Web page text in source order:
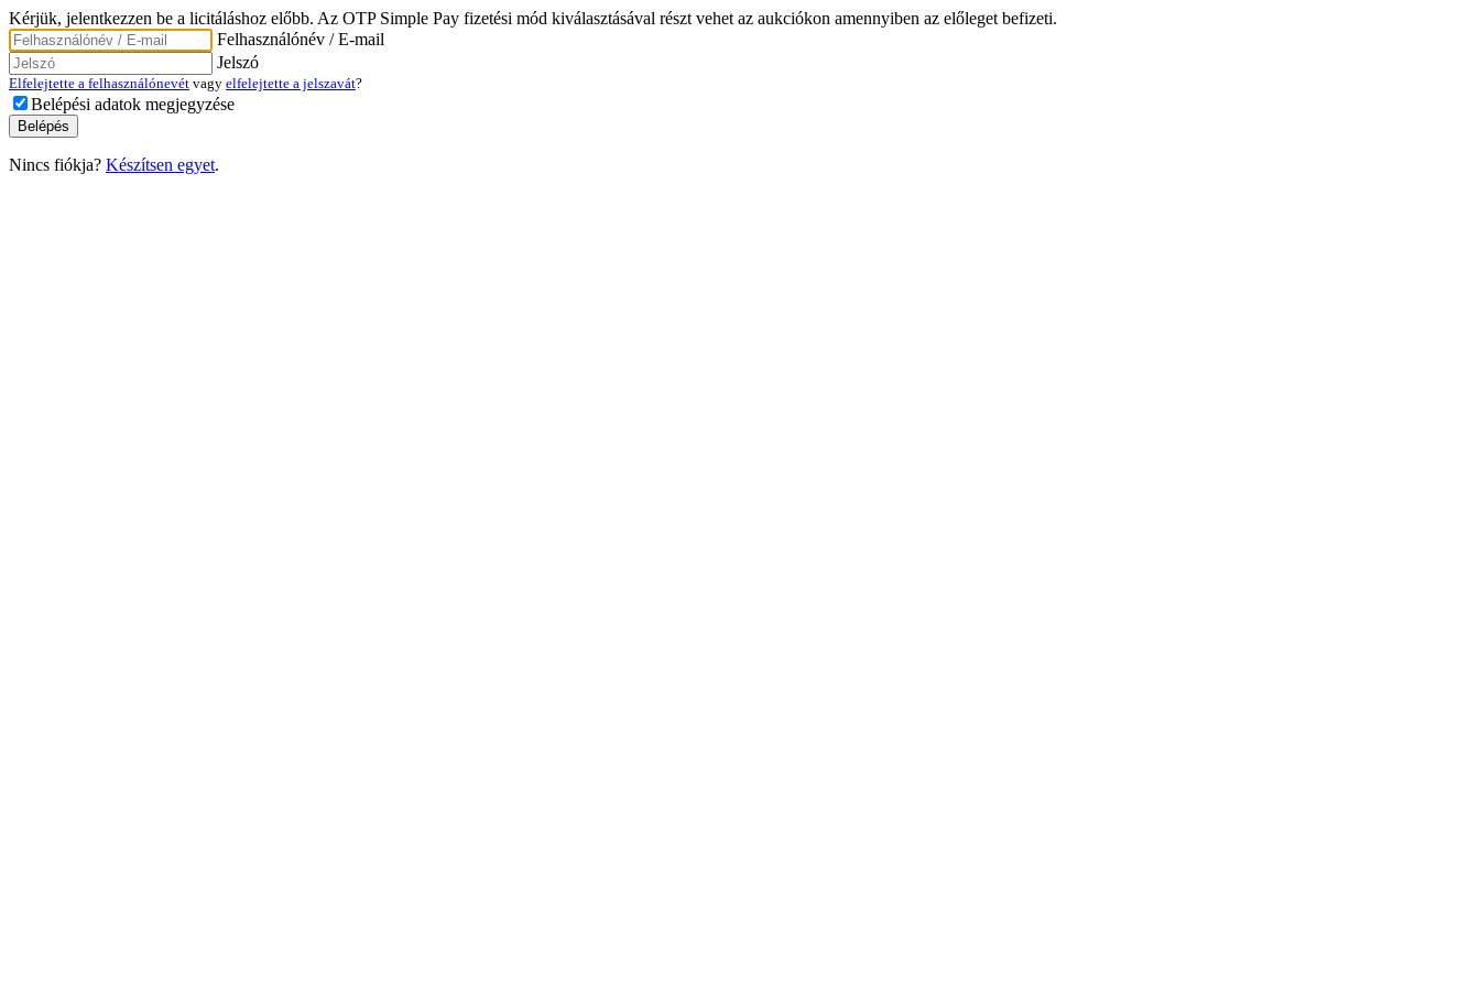
Kérjük, jelentkezzen be a licitáláshoz előbb. Az OTP Simple Pay fizetési mód kiválasztásával részt vehet az aukciókon amennyiben az előleget befizeti.
Felhasználónév / E-mail
Jelszó
Elfelejtette a felhasználónevét vagy elfelejtette a jelszavát?
Belépési adatok megjegyzése
Nincs fiókja? Készítsen egyet.